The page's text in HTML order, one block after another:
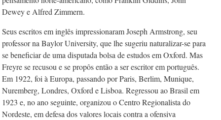
Dewey e Alfred Zimmern.
Seus escritos em inglês impressionaram Joseph Armstrong, seu
professor na Baylor University, que lhe sugeriu naturalizar-se para
se beneficiar de uma disputada bolsa de estudos em Oxford. Mas
Freyre se recusou e se propôs então a ser escritor em português.
Em 1922, foi à Europa, passando por Paris, Berlim, Munique,
Nuremberg, Londres, Oxford e Lisboa. Regressou ao Brasil em
1923 e, no ano seguinte, organizou o Centro Regionalista do
Nordeste, em defesa dos valores locais contra a ofensiva